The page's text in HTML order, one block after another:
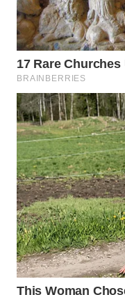
PURWAKARTA
WN
PRIANGAN
TIMUR
WN
SEMARANG
WN
SOLO
WN
BOROBUDUR
WN
MADURA